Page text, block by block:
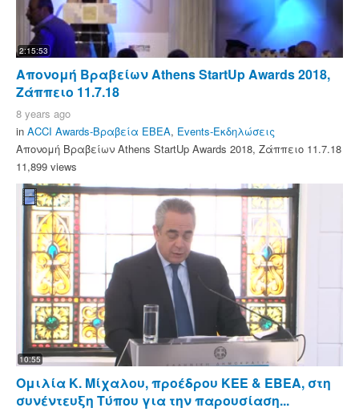
2:15:53
Απονομή Βραβείων Athens StartUp Awards 2018,
Ζάππειο 11.7.18
8 years ago
in ACCI Awards-Βραβεία ΕΒΕΑ, Events-Εκδηλώσεις
Απονομή Βραβείων Athens StartUp Awards 2018, Ζάππειο 11.7.18
11,899 views
10:55
Ομιλία Κ. Μίχαλου, προέδρου ΚΕΕ & ΕΒΕΑ, στη
συνέντευξη Τύπου για την παρουσίαση...